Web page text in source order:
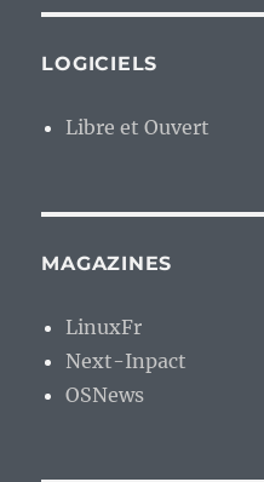
LOGICIELS
Libre et Ouvert
MAGAZINES
LinuxFr
Next-Inpact
OSNews